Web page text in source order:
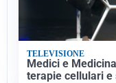
TELEVISIONE
Medici e
terapie cellulari e